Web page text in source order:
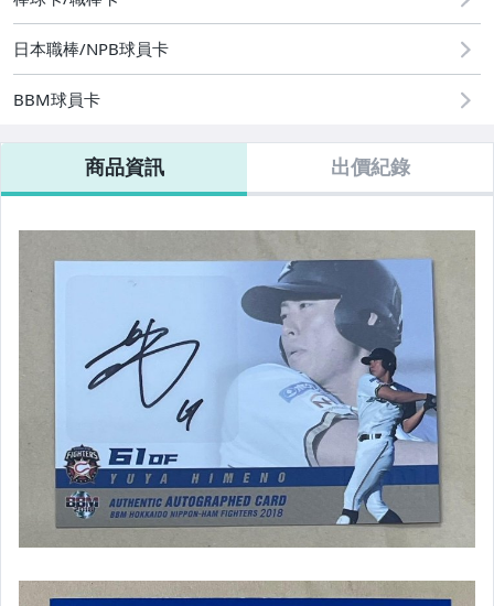
日本職棒/NPB球員卡
BBM球員卡
商品資訊 出價紀錄